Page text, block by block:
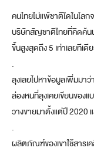
คนไทยไม่แพ้ชาติใดในโลก
บริษัทสัญชาติไทยที่คิดค้น
ขึ้นสูงสุดถึง 5 เท่าเลยทีเดี
.
ลุงเลยไปหาข้อมูลเพิ่มมา
ล่องหนที่ลุงเคยเขียนของ
วางขายมาตั้งแต่ปี 2020
.
ผลิตภัณฑ์ของเขาใช้สาร